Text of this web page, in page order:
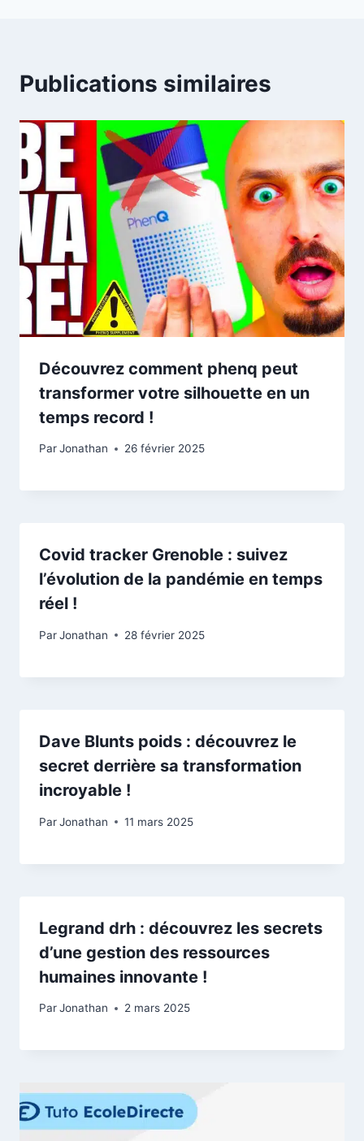
Publications similaires
Découvrez comment phenq peut
transformer votre silhouette en un
temps record !
ParJonathan 26 février 2025
Covid tracker Grenoble : suivez
l’évolution de la pandémie en temps
réel !
ParJonathan 28 février 2025
Dave Blunts poids : découvrez le
secret derrière sa transformation
incroyable !
ParJonathan 11 mars 2025
Legrand drh : découvrez les secrets
d’une gestion des ressources
humaines innovante !
ParJonathan 2 mars 2025